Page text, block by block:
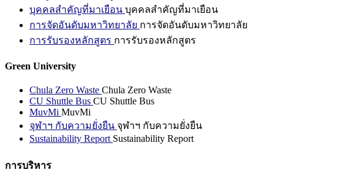
บุคคลสำคัญที่มาเยือน บุคคลสำคัญที่มาเยือน
การจัดอันดับมหาวิทยาลัย การจัดอันดับมหาวิทยาลัย
การรับรองหลักสูตร การรับรองหลักสูตร
Green University
Chula Zero Waste Chula Zero Waste
CU Shuttle Bus CU Shuttle Bus
MuvMi MuvMi
จุฬาฯ กับความยั่งยืน จุฬาฯ กับความยั่งยืน
Sustainability Report Sustainability Report
การบริหาร